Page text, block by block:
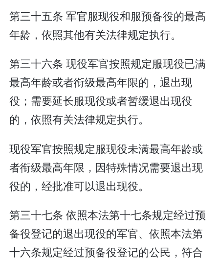
第三十五条 军官服现役和服预备役的最高
年龄，依照其他有关法律规定执行。
第三十六条 现役军官按照规定服现役已满
最高年龄或者衔级最高年限的，退出现
役；需要延长服现役或者暂缓退出现役
的，依照有关法律规定执行。
现役军官按照规定服现役未满最高年龄或
者衔级最高年限，因特殊情况需要退出现
役的，经批准可以退出现役。
第三十七条 依照本法第十七条规定经过预
备役登记的退出现役的军官、依照本法第
十六条规定经过预备役登记的公民，符合